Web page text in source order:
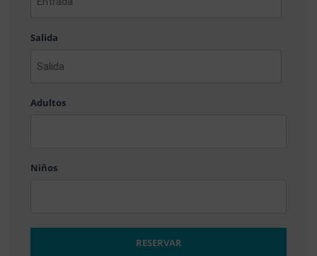
AAAA
MM
DD
Salida
AAAA
MM
Adultos
Niños
RESERVAR